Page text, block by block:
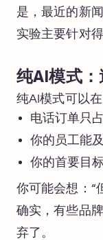
是，最近的新
实验主要针对
纯AI模式
纯AI模式可以
电话订单只
你的员工能
你的首要目
你可能会想：“
确实，有些品
弃了。